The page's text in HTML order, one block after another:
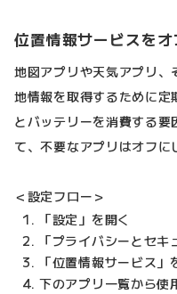
位置情報サービスをオ
地図アプリや天気アプリ
地情報を取得するために
とバッテリーを消費する
て、不要なアプリはオフに
＜設定フロー＞
「設定」を開く
「プライバシーとセ
「位置情報サービス」
下のアプリ一覧から使